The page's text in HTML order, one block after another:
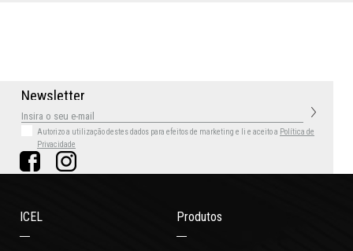
Newsletter
Autorizo a utilização destes dados para efeitos de marketing e li e aceito a Política de
Privacidade
ICEL Produtos